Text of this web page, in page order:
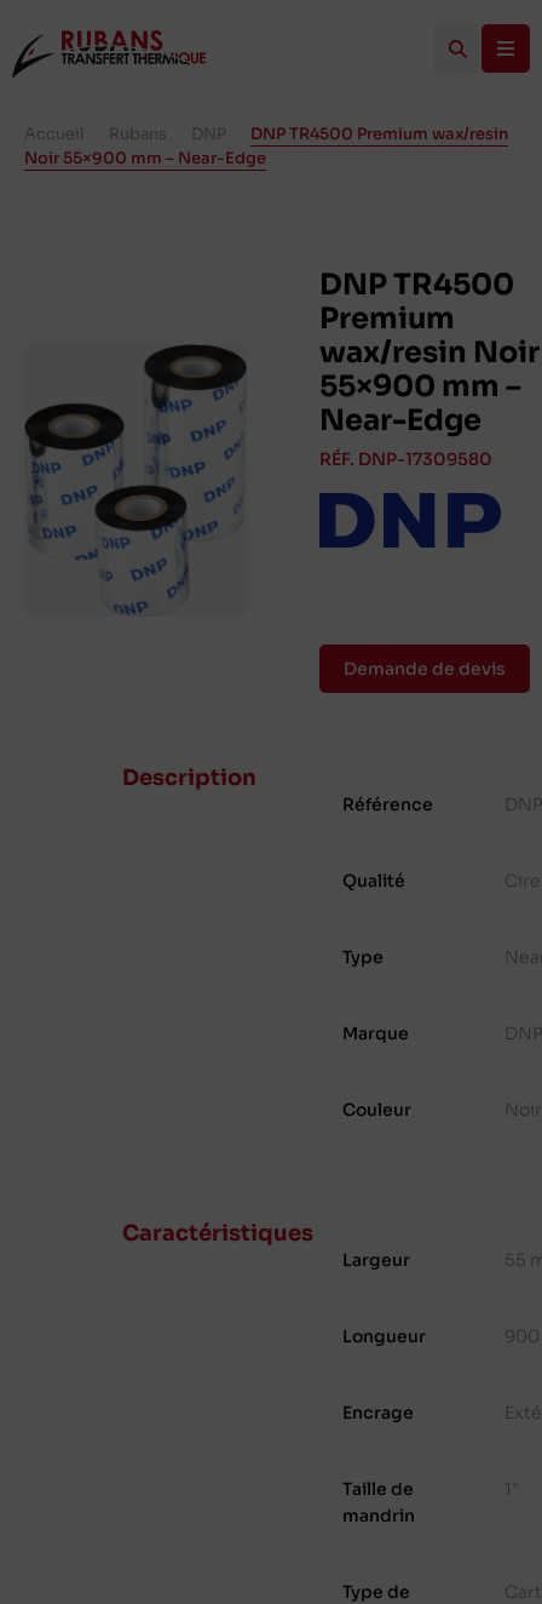
Accueil Rubans DNP
DNP TR4500 Premium wax/resin
Noir 55×900 mm – Near-Edge
DNP TR4500
Premium
wax/resin Noir
55×900 mm –
Near-Edge
RÉF. DNP-17309580
Demande de devis
Description
Référence
Qualité
Type
Marque
Couleur Noir
Caractéristiques
Largeur 55
Longueur 900
Encrage
Taille de
mandrin
1"
Type de